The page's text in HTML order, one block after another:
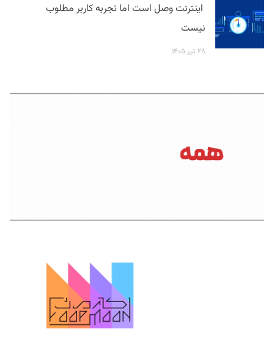
اینترنت وصل است اما تجربه کاربر مطلوب
نیست
۲۸ تیر ۱۴۰۵